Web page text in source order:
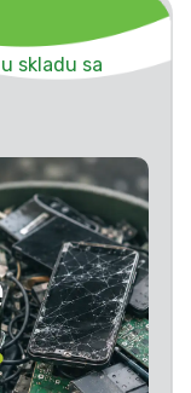
skladu sa